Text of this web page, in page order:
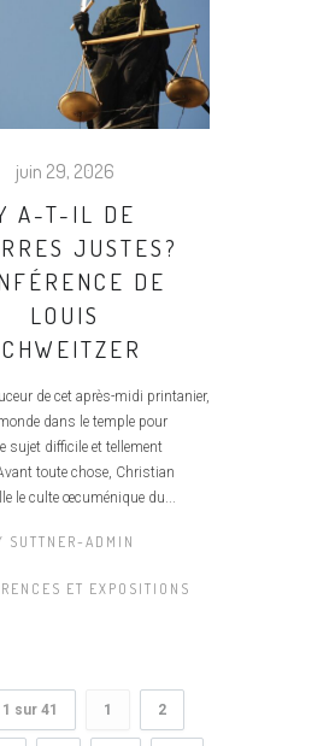
juin 29, 2026
A-T-IL DE
JUSTES?
DE
LOUIS
de cet après-midi printanier,
dans le temple pour
sujet difficile et tellement
toute chose, Christian
le culte œcuménique du...
SUTTNER-ADMIN
ET EXPOSITIONS
sur 41 1 2